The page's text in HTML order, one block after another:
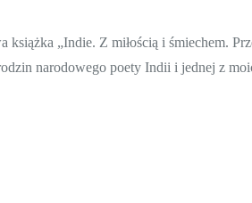
książka „Indie. Z miłością i śmiechem.
narodowego poety Indii i jednej z